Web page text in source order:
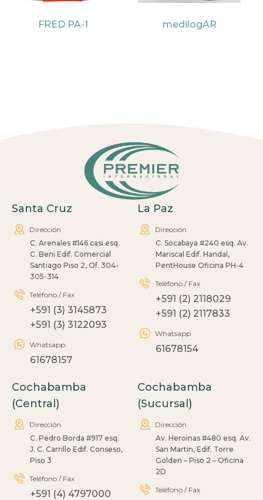
FRED PA-1 medilogAR
Santa Cruz
Dirección
C. Arenales #146 casi esq.
C. Beni Edif. Comercial
Santiago Piso 2, Of. 304-
305-314
Teléfono / Fax
+591 (3) 3145873
+591 (3) 3122093
Whatsapp
61678157
La Paz
Dirección
C. Socabaya #240 esq. Av.
Mariscal Edif. Handal,
PentHouse Oficina PH-4
Teléfono / Fax
+591 (2) 2118029
+591 (2) 2117833
Whatsapp
61678154
Cochabamba
(Central)
Dirección
C. Pedro Borda #917 esq.
J. C. Carrillo Edif. Conseso,
Piso 3
Teléfono / Fax
+591 (4) 4797000
Cochabamba
(Sucursal)
Dirección
Av. Heroinas #480 esq. Av.
San Martin, Edif. Torre
Golden – Piso 2 – Oficina
2D
Teléfono / Fax